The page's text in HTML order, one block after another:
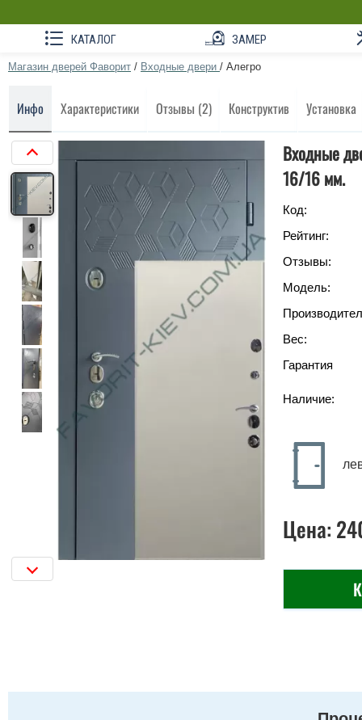
КАТАЛОГ ЗАМЕР
Магазин дверей Фаворит / Входные двери / Алегро
Инфо Характеристики Отзывы (2) Конструктив Установка
Входные
16/16 мм.
Код:
Рейтинг:
Отзывы:
Модель:
Вес:
Гарантия
Наличие:
Цена: